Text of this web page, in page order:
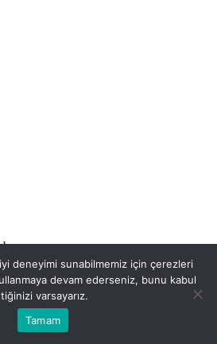
deneyimi sunabilmemiz için çerezleri
devam ederseniz, bunu kabul
varsayarız.
Tamam